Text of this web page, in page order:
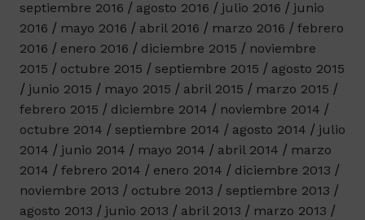
septiembre 2016
agosto 2016 julio 2016
junio
2016
mayo 2016 abril 2016 marzo 2016
febrero
2016
enero 2016 diciembre 2015
noviembre
2015
octubre 2015 septiembre 2015
agosto 2015
junio 2015
mayo 2015 abril 2015
marzo 2015
febrero 2015
diciembre 2014
noviembre 2014
octubre 2014
septiembre 2014 agosto 2014
julio
2014
junio 2014 mayo 2014 abril 2014
marzo
2014
febrero 2014 enero 2014
diciembre 2013
noviembre 2013
octubre 2013
septiembre 2013
agosto 2013
junio 2013 abril 2013
marzo 2013